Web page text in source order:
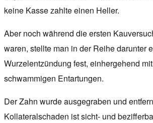
keine Kasse zahlte einen Heller.
Aber noch während die ersten
waren, stellte man in der Reihe darunter
Wurzelentzündung fest, einhergehend
schwammigen Entartungen.
Der Zahn wurde ausgegraben und
Kollateralschaden ist sicht- und